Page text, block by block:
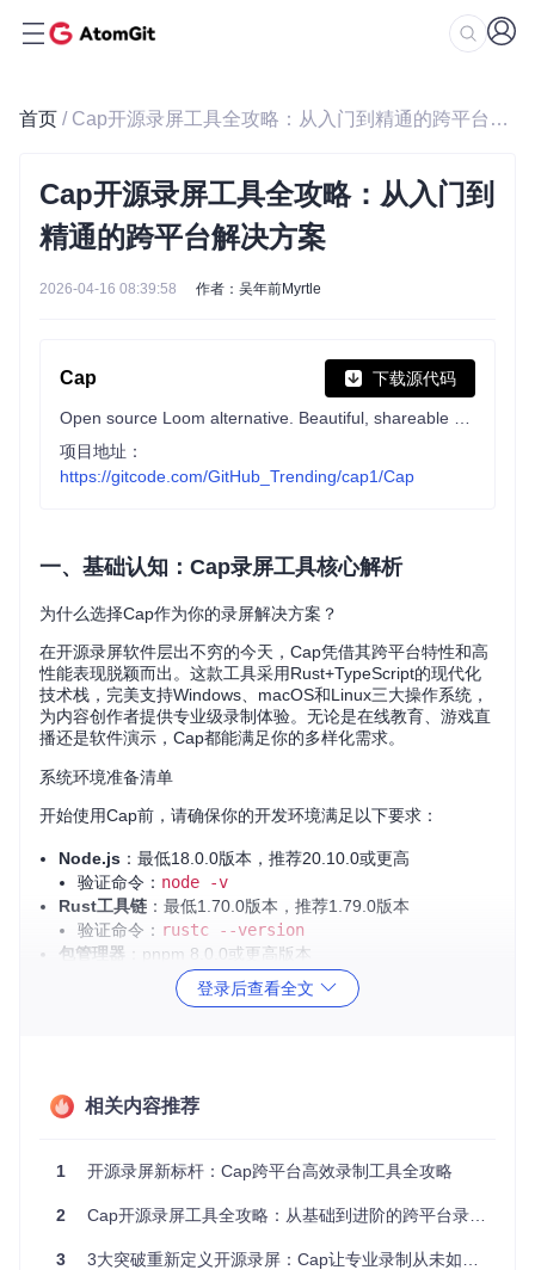
首页 / Cap开源录屏工具全攻略：从入门到精通的跨平台解决方案
Cap开源录屏工具全攻略：从入门到
精通的跨平台解决方案
2026-04-16 08:39:58 作者：吴年前Myrtle
Cap 下载源代码
项目地址：
https://gitcode.com/GitHub_Trending/cap1/Cap
一、基础认知：Cap录屏工具核心解析
为什么选择Cap作为你的录屏解决方案？
在开源录屏软件层出不穷的今天，Cap凭借其跨平台特性和高
性能表现脱颖而出。这款工具采用Rust+TypeScript的现代化
技术栈，完美支持Windows、macOS和Linux三大操作系统，
为内容创作者提供专业级录制体验。无论是在线教育、游戏直
播还是软件演示，Cap都能满足你的多样化需求。
系统环境准备清单
开始使用Cap前，请确保你的开发环境满足以下要求：
Node.js ：最低18.0.0版本，推荐20.10.0或更高
验证命令： node -v
Rust工具链 ：最低1.70.0版本，推荐1.79.0版本
验证命令： rustc --version
包管理器 ：pnpm 8.0.0或更高版本
pnpm --version
快速安装指南
git clone
# 安装项目依赖
pnpm install
登录后查看全文
相关内容推荐
1 开源录屏新标杆：Cap跨平台高效录制工具全攻略
2 Cap开源录屏工具全攻略：从基础到进阶的跨平台录制解决方案
3 3大突破重新定义开源录屏：Cap让专业录制从未如此简单